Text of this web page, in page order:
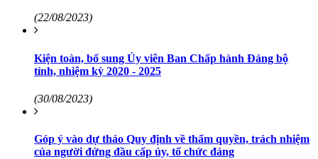
(22/08/2023)
Kiện toàn, bổ sung Ủy viên Ban Chấp hành Đảng bộ
tỉnh, nhiệm kỳ 2020 - 2025
(30/08/2023)
Góp ý vào dự thảo Quy định về thẩm quyền, trách nhiệm
của người đứng đầu cấp ủy, tổ chức đảng